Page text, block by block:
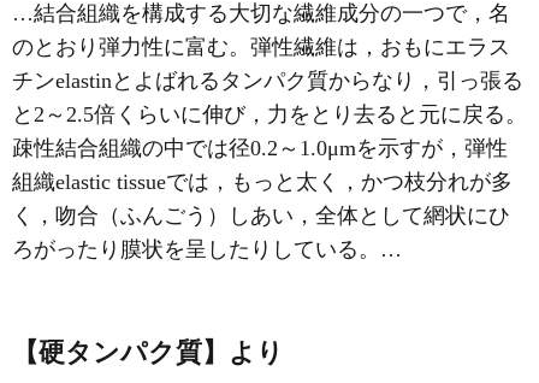
…結合組織を構成する大切な繊維成分の一つで，名
のとおり弾力性に富む。弾性繊維は，おもにエラス
チンelastinとよばれるタンパク質からなり，引っ張る
と2～2.5倍くらいに伸び，力をとり去ると元に戻る。
疎性結合組織の中では径0.2～1.0μmを示すが，弾性
組織elastic tissueでは，もっと太く，かつ枝分れが多
く，吻合（ふんごう）しあい，全体として網状にひ
ろがったり膜状を呈したりしている。…
【硬タンパク質】より